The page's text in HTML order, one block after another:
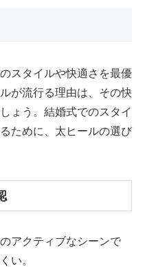
スタイルや快適さを最優
が流行る理由は、その快
ょう。結婚式でのスタイ
ために、太ヒールの選び
アクティブなシーンで
い。